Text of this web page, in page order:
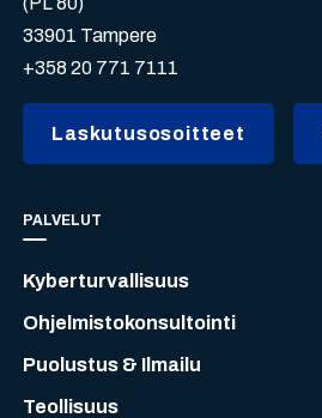
33901 Tampere
+358 20 771 7111
Laskutusosoitteet
PALVELUT
Kyberturvallisuus
Ohjelmistokonsultointi
Puolustus & Ilmailu
Teollisuus